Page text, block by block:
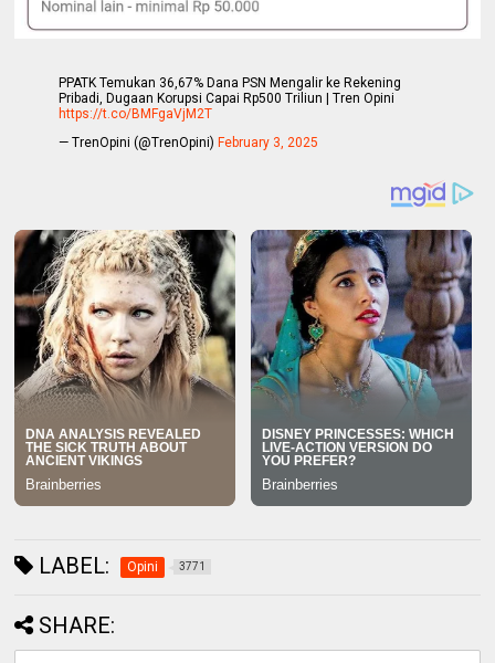
PPATK Temukan 36,67% Dana PSN Mengalir ke Rekening
Pribadi, Dugaan Korupsi Capai Rp500 Triliun | Tren Opini
https://t.co/BMFgaVjM2T
— TrenOpini (@TrenOpini)February 3, 2025
LABEL: Opini 3771
SHARE: